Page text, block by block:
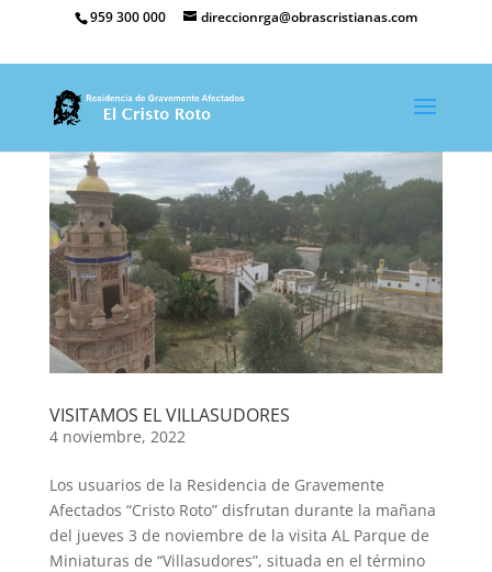
959 300 000 direccionrga@obrascristianas.com
VISITAMOS EL VILLASUDORES
4 noviembre, 2022
Los usuarios de la Residencia de Gravemente
Afectados “Cristo Roto” disfrutan durante la mañana
del jueves 3 de noviembre de la visita AL Parque de
Miniaturas de “Villasudores”, situada en el término